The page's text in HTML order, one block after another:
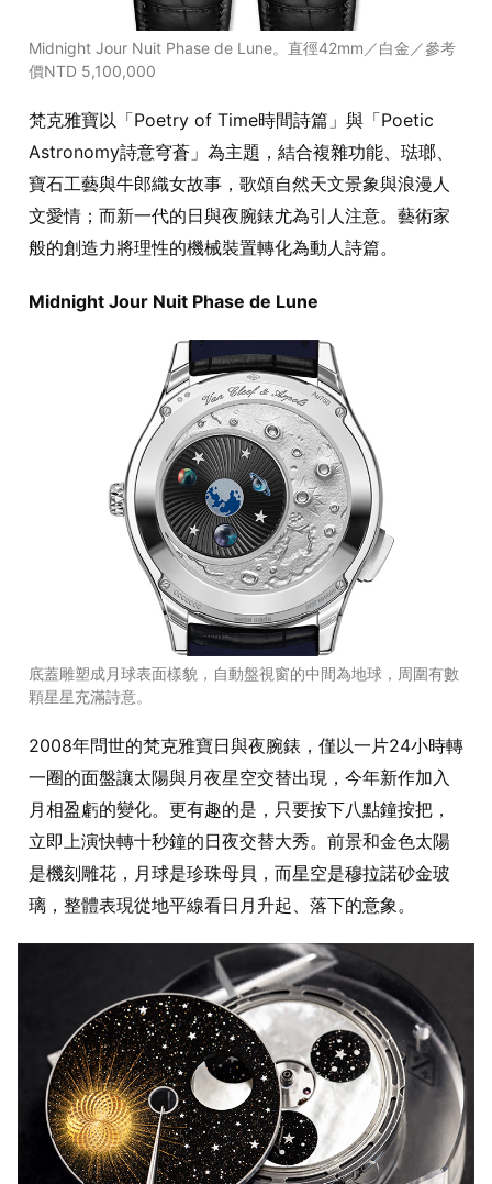
Midnight Jour Nuit Phase de Lune。直徑42mm／白金／參考
價NTD 5,100,000
梵克雅寶以「Poetry of Time時間詩篇」與「Poetic
Astronomy詩意穹蒼」為主題，結合複雜功能、琺瑯、
寶石工藝與牛郎織女故事，歌頌自然天文景象與浪漫人
文愛情；而新一代的日與夜腕錶尤為引人注意。藝術家
般的創造力將理性的機械裝置轉化為動人詩篇。
Midnight Jour Nuit Phase de Lune
底蓋雕塑成月球表面樣貌，自動盤視窗的中間為地球，周圍有數
顆星星充滿詩意。
2008年問世的梵克雅寶日與夜腕錶，僅以一片24小時轉
一圈的面盤讓太陽與月夜星空交替出現，今年新作加入
月相盈虧的變化。更有趣的是，只要按下八點鐘按把，
立即上演快轉十秒鐘的日夜交替大秀。前景和金色太陽
是機刻雕花，月球是珍珠母貝，而星空是穆拉諾砂金玻
璃，整體表現從地平線看日月升起、落下的意象。